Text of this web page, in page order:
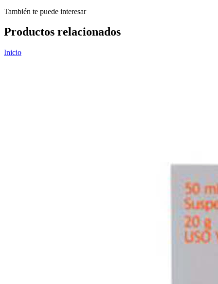
También te puede interesar
Productos relacionados
Inicio